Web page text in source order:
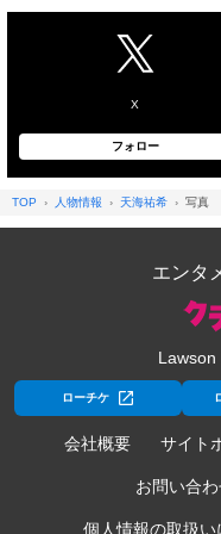
X
フォロー
TOP 人物情報 天海祐希 写真
エンタ
ローチケ
会社概要 サイト
お問い合
個人情報の取扱